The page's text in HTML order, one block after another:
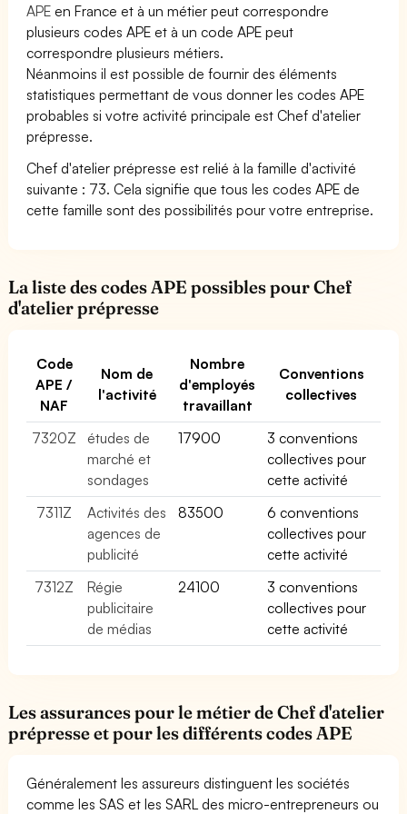
APE en France et à un métier peut correspondre
plusieurs codes APE et à un code APE peut
correspondre plusieurs métiers.
Néanmoins il est possible de fournir des éléments
statistiques permettant de vous donner les codes APE
probables si votre activité principale est Chef d'atelier
prépresse.
Chef d'atelier prépresse est relié à la famille d'activité
suivante : 73. Cela signifie que tous les codes APE de
cette famille sont des possibilités pour votre entreprise.
La liste des codes APE possibles pour Chef
d'atelier prépresse
Code
APE /
NAF
Nom de
l'activité
Nombre
d'employés
travaillant
Conventions
collectives
7320Z
études de
marché et
sondages
17900
3 conventions
collectives pour
cette activité
7311Z
Activités des
agences de
publicité
83500
6 conventions
collectives pour
cette activité
7312Z
Régie
publicitaire
de médias
24100
3 conventions
collectives pour
cette activité
Les assurances pour le métier de Chef d'atelier
prépresse et pour les différents codes APE
Généralement les assureurs distinguent les sociétés
comme les SAS et les SARL des micro-entrepreneurs ou